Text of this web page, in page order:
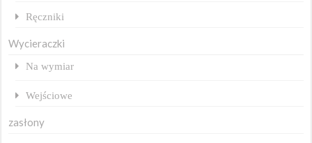
Ręczniki
Wycieraczki
Na wymiar
Wejściowe
zasłony